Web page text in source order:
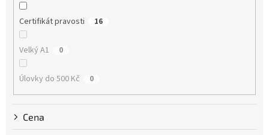
Certifikát pravosti 16
Velký A1 0
Úlovky do 500 Kč 0
Cena